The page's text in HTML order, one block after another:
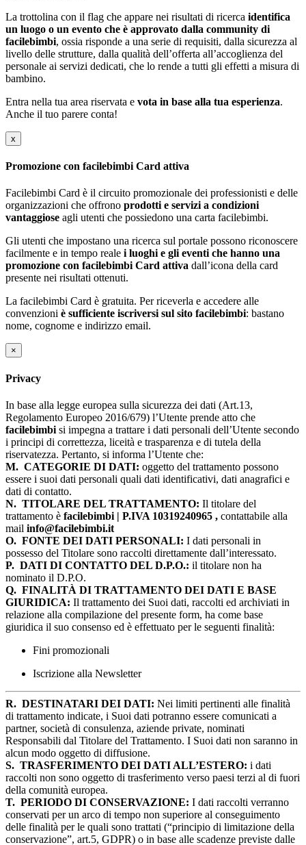
La trottolina con il flag che appare nei risultati di ricerca identifica
un luogo o un evento che è approvato dalla community di
facilebimbi, ossia risponde a una serie di requisiti, dalla sicurezza al
livello delle strutture, dalla qualità dell’offerta all’accoglienza del
personale ai servizi dedicati, che lo rende a tutti gli effetti a misura di
bambino.
Entra nella tua area riservata e vota in base alla tua esperienza.
Anche il tuo parere conta!
x
Promozione con facilebimbi Card attiva
Facilebimbi Card è il circuito promozionale dei professionisti e delle
organizzazioni che offrono prodotti e servizi a condizioni
vantaggiose agli utenti che possiedono una carta facilebimbi.
Gli utenti che impostano una ricerca sul portale possono riconoscere
facilmente e in tempo reale i luoghi e gli eventi che hanno una
promozione con facilebimbi Card attiva dall’icona della card
presente nei risultati ottenuti.
La facilebimbi Card è gratuita. Per riceverla e accedere alle
convenzioni è sufficiente iscriversi sul sito facilebimbi: bastano
nome, cognome e indirizzo email.
×
Privacy
In base alla legge europea sulla sicurezza dei dati (Art.13,
Regolamento Europeo 2016/679) l’Utente prende atto che
facilebimbi si impegna a trattare i dati personali dell’Utente secondo
i principi di correttezza, liceità e trasparenza e di tutela della
riservatezza. Pertanto, si informa l’Utente che:
M. CATEGORIE DI DATI: oggetto del trattamento possono
essere i suoi dati personali quali dati identificativi, dati anagrafici e
dati di contatto.
N. TITOLARE DEL TRATTAMENTO: Il titolare del
trattamento è facilebimbi | P.IVA 10319240965 , contattabile alla
mail info@facilebimbi.it
O. FONTE DEI DATI PERSONALI: I dati personali in
possesso del Titolare sono raccolti direttamente dall’interessato.
P. DATI DI CONTATTO DEL D.P.O.: il titolare non ha
nominato il D.P.O.
Q. FINALITÀ DI TRATTAMENTO DEI DATI E BASE
GIURIDICA: Il trattamento dei Suoi dati, raccolti ed archiviati in
relazione alla compilazione del presente form, ha come base
giuridica il suo consenso ed è effettuato per le seguenti finalità:
Fini promozionali
Iscrizione alla Newsletter
R. DESTINATARI DEI DATI: Nei limiti pertinenti alle finalità
di trattamento indicate, i Suoi dati potranno essere comunicati a
partner, società di consulenza, aziende private, nominati
Responsabili dal Titolare del Trattamento. I Suoi dati non saranno in
alcun modo oggetto di diffusione.
S. TRASFERIMENTO DEI DATI ALL’ESTERO: i dati
raccolti non sono oggetto di trasferimento verso paesi terzi al di fuori
della comunità europea.
T. PERIODO DI CONSERVAZIONE: I dati raccolti verranno
conservati per un arco di tempo non superiore al conseguimento
delle finalità per le quali sono trattati (“principio di limitazione della
conservazione”, art.5, GDPR) o in base alle scadenze previste dalle